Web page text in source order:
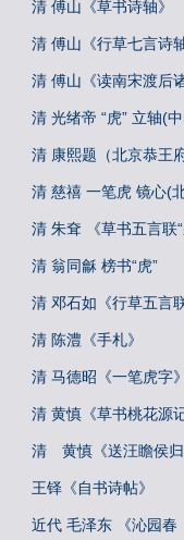
清 傅山《草书诗轴》
清 傅山《行草七言诗轴
清 傅山《读南宋渡后
清 光绪帝 “虎” 立轴(
清 康熙题（北京恭王府
清 慈禧 一笔虎 镜心(
清 朱耷 《草书五言联
清 翁同龢 榜书“虎”
清 邓石如《行草五言
清 陈澧《手札》
清 马德昭《一笔虎字
清 黄慎《草书桃花源记
清 黄慎《送汪瞻侯归
王铎《自书诗帖》
近代 毛泽东 《沁园春